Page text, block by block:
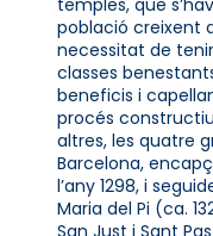
població creixent
necessitat de
classes
beneficis i
procés
altres, les quatre
Barcelona,
l’any 1298, i
Maria del Pi (ca.
San Just i Sant